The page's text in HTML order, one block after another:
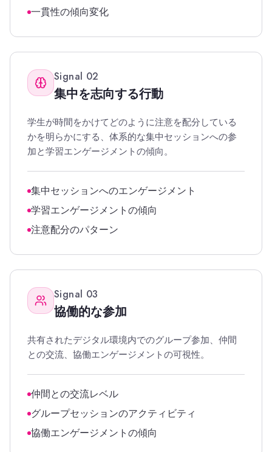
一貫性の傾向変化
Signal 02
集中を志向する行動
学生が時間をかけてどのように注意を配分している
かを明らかにする、体系的な集中セッションへの参
加と学習エンゲージメントの傾向。
集中セッションへのエンゲージメント
学習エンゲージメントの傾向
注意配分のパターン
Signal 03
協働的な参加
共有されたデジタル環境内でのグループ参加、仲間
との交流、協働エンゲージメントの可視性。
仲間との交流レベル
グループセッションのアクティビティ
協働エンゲージメントの傾向